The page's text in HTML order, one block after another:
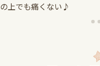
の上でも痛くない♪